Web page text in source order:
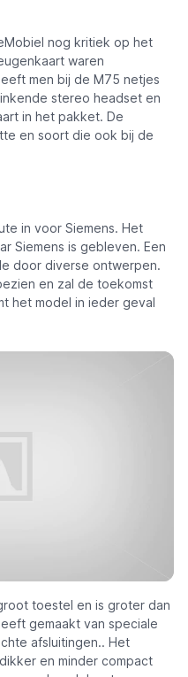
nog kritiek op het
waren
men bij de M75 netjes
stereo headset en
in het pakket. De
en soort die ook bij de
in voor Siemens. Het
Siemens is gebleven. Een
door diverse ontwerpen.
en zal de toekomst
het model in ieder geval
toestel en is groter dan
gemaakt van speciale
afsluitingen.. Het
en minder compact